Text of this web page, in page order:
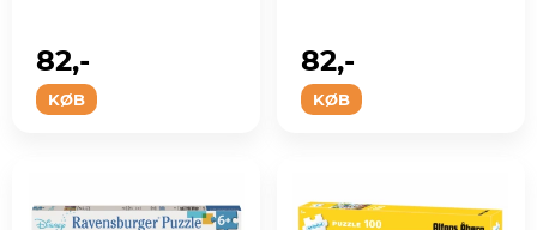
KØB
82,-
KØB
82,-